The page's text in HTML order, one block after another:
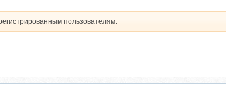
пользователям.